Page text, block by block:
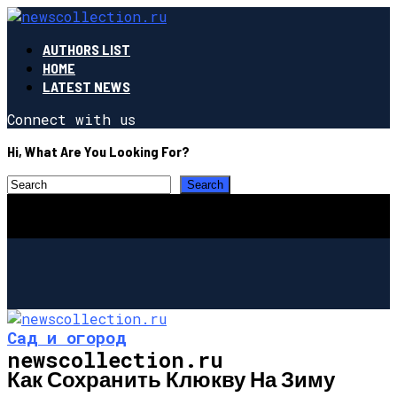
AUTHORS LIST
HOME
LATEST NEWS
Connect with us
Hi, What Are You Looking For?
newscollection.ru
Сад и огород
Как Сохранить Клюкву На Зиму